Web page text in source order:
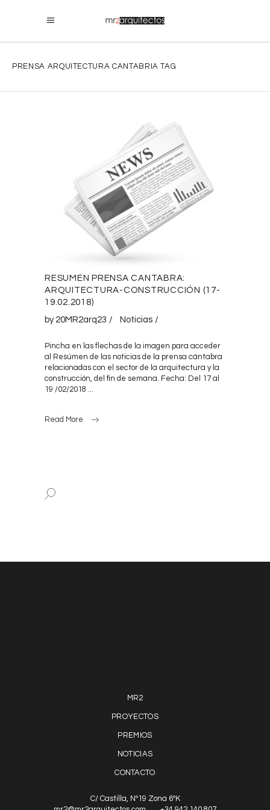
PRENSA ARQUITECTURA CANTABRIA TAG
RESUMEN PRENSA CANTABRA:
ARQUITECTURA-CONSTRUCCIÓN (17-
19.02.2018)
by 20MR2arq23 Noticias
Pincha en las flechas de la imagen para acceder
al Resúmen de las noticias de la prensa cántabra
relacionadas con el sector de la arquitectura y la
construcción, del fin de semana. Fecha: Del 17 al
19 /02/2018
Read More
MR2
PROYECTOS
PREMIOS
NOTICIAS
CONTACTO
C/ Castilla, Nº19 Zona 6ºK